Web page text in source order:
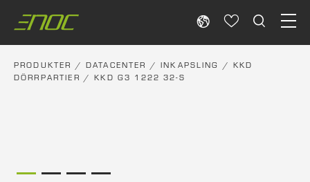
content
PRODUKTER / DATACENTER /INKAPSLING /KKD
DÖRRPARTIER / KKD G3 1222 32-S